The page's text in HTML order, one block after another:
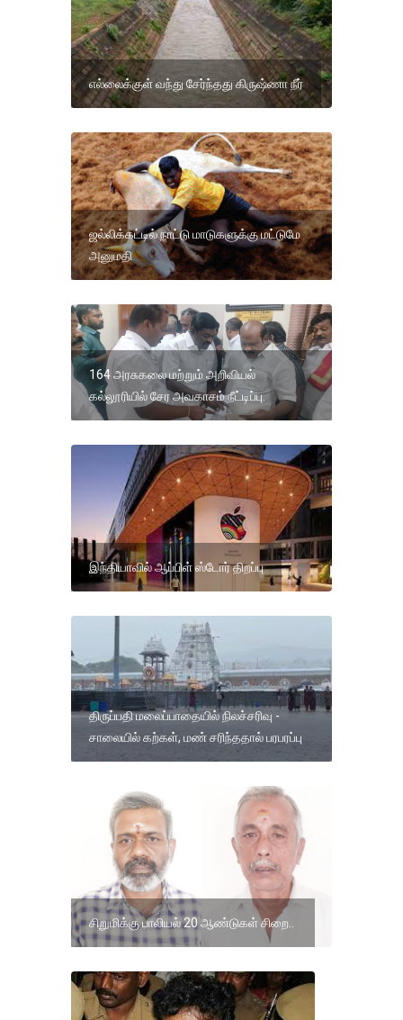
எல்லைக்குள் வந்து சேர்ந்தது கிருஷ்ணா நீர்
ஜல்லிக்கட்டில் நாட்டு மாடுகளுக்கு மட்டுமே
அனுமதி
164 அரசுகலை மற்றும் அறிவியல்
கல்லூரியில் சேர அவகாசம் நீட்டிப்பு.
இந்தியாவில் ஆப்பிள் ஸ்டோர் திறப்பு
திருப்பதி மலைப்பாதையில் நிலச்சரிவு -
சாலையில் கற்கள், மண் சரிந்ததால் பரபரப்பு
சிறுமிக்கு பாலியல் 20 ஆண்டுகள் சிறை..